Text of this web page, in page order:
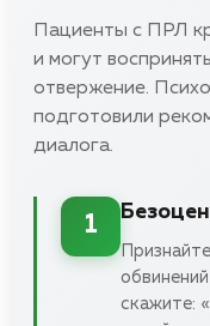
Пациенты с ПРЛ
и могут
отвержение.
подготовили
диалога.
1
скажите: